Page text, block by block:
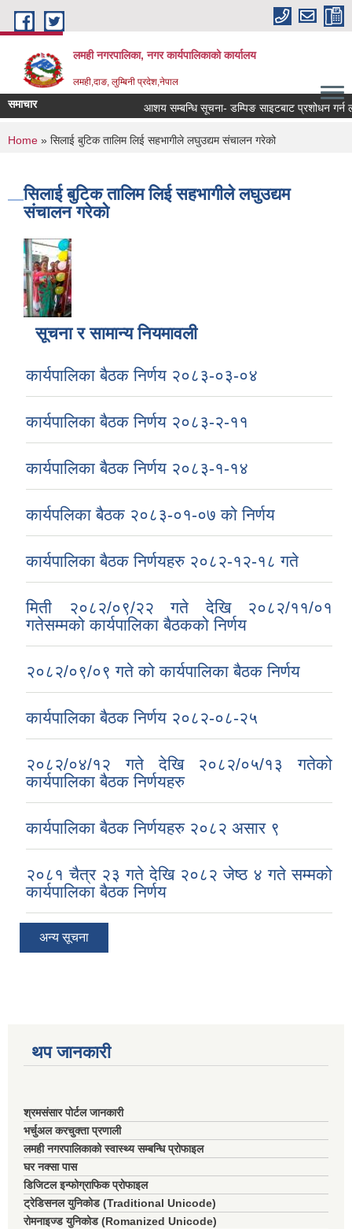
Skip to main content
लमही नगरपालिका, नगर कार्यपालिकाको कार्यालय
लमही,दाङ, लुम्बिनी प्रदेश,नेपाल
समाचार आशय सम्बन्धि सूचना- डम्पिङ साइटबाट प्रशोधन गर्न
You are here
Home » सिलाई बुटिक तालिम लिई सहभागीले लघुउद्यम संचालन गरेको
सिलाई बुटिक तालिम लिई सहभागीले लघुउद्यम
संचालन गरेको
सूचना र सामान्य नियमावली
कार्यपालिका बैठक निर्णय २०८३-०३-०४
कार्यपालिका बैठक निर्णय २०८३-२-११
कार्यपालिका बैठक निर्णय २०८३-१-१४
कार्यपलिका बैठक २०८३-०१-०७ को निर्णय
कार्यपालिका बैठक निर्णयहरु २०८२-१२-१८ गते
मिती २०८२/०९/२२ गते देखि २०८२/११/०१
गतेसम्मको कार्यपालिका बैठकको निर्णय
२०८२/०९/०९ गते को कार्यपालिका बैठक निर्णय
कार्यपालिका बैठक निर्णय २०८२-०८-२५
२०८२/०४/१२ गते देखि २०८२/०५/१३ गतेको
कार्यपालिका बैठक निर्णयहरु
कार्यपालिका बैठक निर्णयहरु २०८२ असार ९
२०८१ चैत्र २३ गते देखि २०८२ जेष्ठ ४ गते सम्मको
कार्यपालिका बैठक निर्णय
अन्य सूचना
थप जानकारी
श्रमसंसार पोर्टल जानकारी
भर्चुअल करचुक्ता प्रणाली
लमही नगरपालिकाको स्वास्थ्य सम्बन्धि प्रोफाइल
घर नक्सा पास
डिजिटल इन्फोग्राफिक प्रोफाइल
ट्रेडिसनल युनिकोड (Traditional Unicode)
रोमनाइज्ड युनिकोड (Romanized Unicode)